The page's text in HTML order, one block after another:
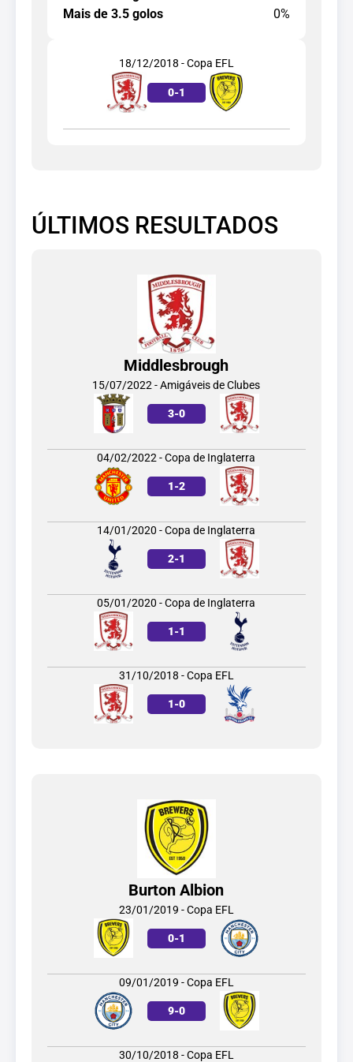
Mais de 3.5 golos
0%
18/12/2018 - Copa EFL
0-1
ÚLTIMOS RESULTADOS
Middlesbrough
15/07/2022 - Amigáveis de Clubes
3-0
04/02/2022 - Copa de Inglaterra
1-2
14/01/2020 - Copa de Inglaterra
2-1
05/01/2020 - Copa de Inglaterra
1-1
31/10/2018 - Copa EFL
1-0
Burton Albion
23/01/2019 - Copa EFL
0-1
09/01/2019 - Copa EFL
9-0
30/10/2018 - Copa EFL